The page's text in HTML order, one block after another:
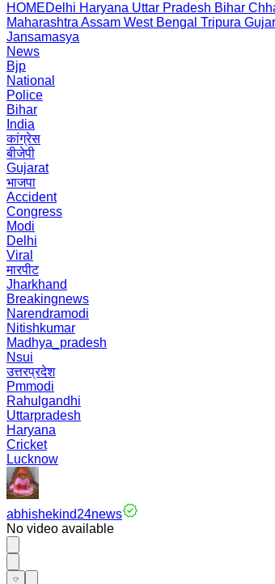
HOMEDelhi Haryana Uttar Pradesh Bihar
Maharashtra Assam West Bengal Tripura
Jansamasya
News
Bjp
National
Police
Bihar
India
कांग्रेस
बीजेपी
Gujarat
भाजपा
Accident
Congress
Modi
Delhi
Viral
मारपीट
Jharkhand
Breakingnews
Narendramodi
Nitishkumar
Madhya_pradesh
Nsui
उत्तरप्रदेश
Pmmodi
Rahulgandhi
Uttarpradesh
Haryana
Cricket
Lucknow
abhishekind24news
No video available